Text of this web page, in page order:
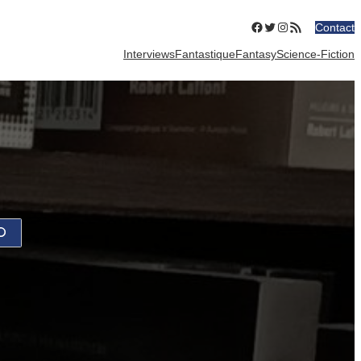
Facebook
Twitter
Instagram
Flux RSSContact
InterviewsFantastiqueFantasyScience-Fiction